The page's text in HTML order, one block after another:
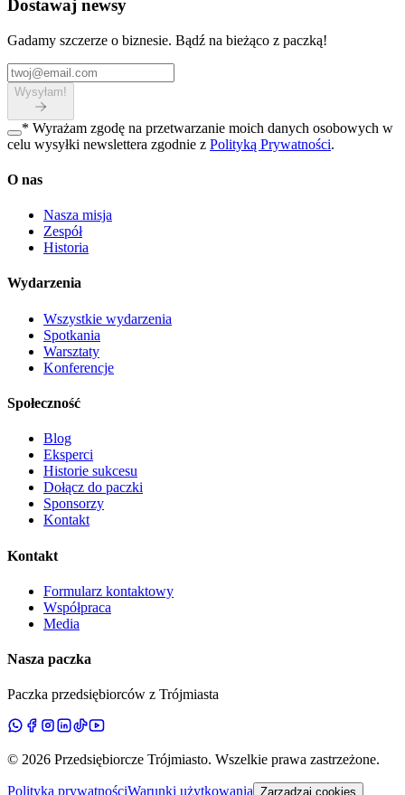
Dostawaj newsy
Gadamy szczerze o biznesie. Bądź na bieżąco z paczką!
Wysyłam!
* Wyrażam zgodę na przetwarzanie moich danych osobowych w
celu wysyłki newslettera zgodnie z Polityką Prywatności.
O nas
Nasza misja
Zespół
Historia
Wydarzenia
Wszystkie wydarzenia
Spotkania
Warsztaty
Konferencje
Społeczność
Blog
Eksperci
Historie sukcesu
Dołącz do paczki
Sponsorzy
Kontakt
Kontakt
Formularz kontaktowy
Współpraca
Media
Nasza paczka
Paczka przedsiębiorców z Trójmiasta
© 2026 Przedsiębiorcze Trójmiasto. Wszelkie prawa zastrzeżone.
Polityka prywatnościWarunki użytkowania Zarządzaj cookies